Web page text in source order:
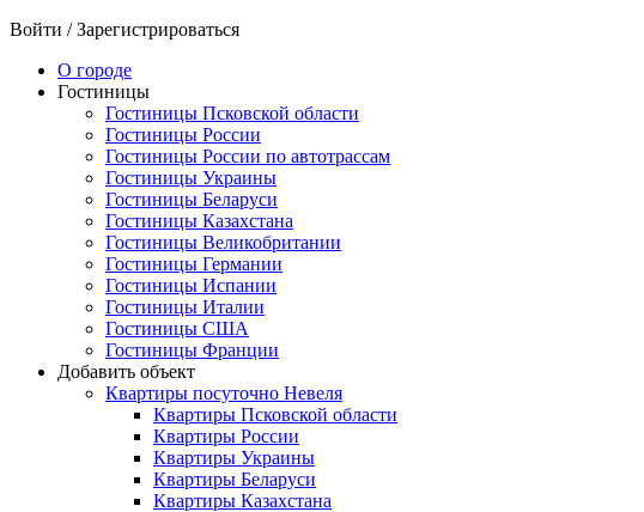
Войти /Зарегистрироваться
О городе
Гостиницы
Гостиницы Псковской области
Гостиницы России
Гостиницы России по автотрассам
Гостиницы Украины
Гостиницы Беларуси
Гостиницы Казахстана
Гостиницы Великобритании
Гостиницы Германии
Гостиницы Испании
Гостиницы Италии
Гостиницы США
Гостиницы Франции
Добавить объект
Квартиры посуточно Невеля
Квартиры Псковской области
Квартиры России
Квартиры Украины
Квартиры Беларуси
Квартиры Казахстана